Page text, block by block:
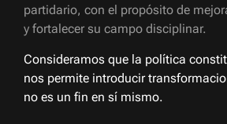
partidario, con el propósito de
y fortalecer su campo disciplinar.
Consideramos que la política
nos permite introducir
no es un fin en sí mismo.